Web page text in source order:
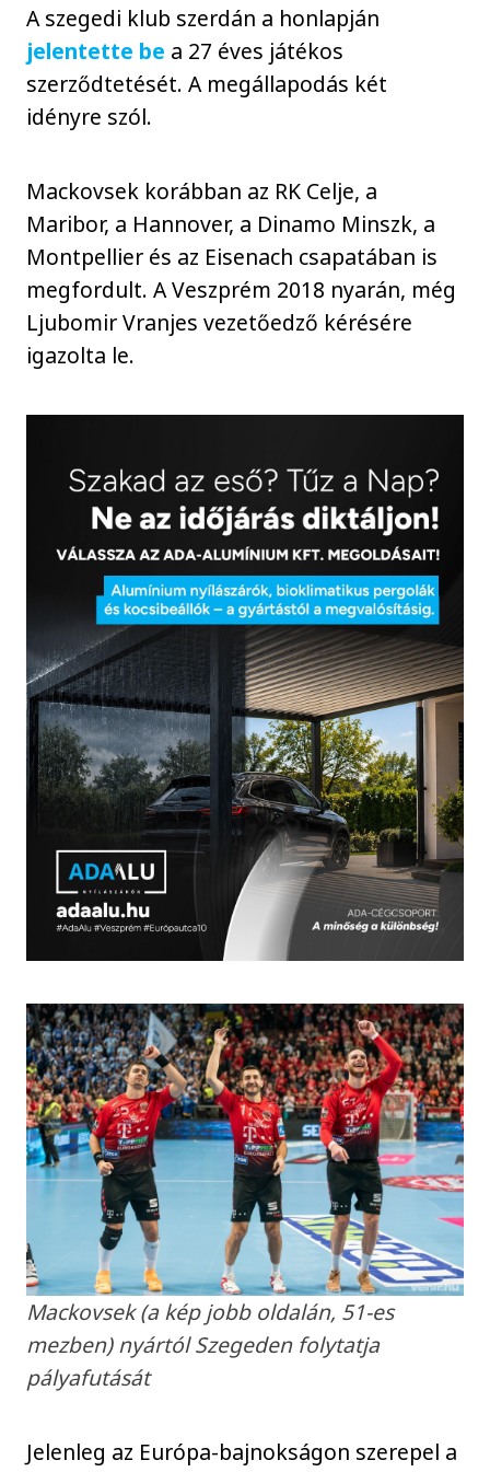
A szegedi klub szerdán a honlapján
jelentette be a 27 éves játékos
szerződtetését. A megállapodás két
idényre szól.
Mackovsek korábban az RK Celje, a
Maribor, a Hannover, a Dinamo Minszk, a
Montpellier és az Eisenach csapatában is
megfordult. A Veszprém 2018 nyarán, még
Ljubomir Vranjes vezetőedző kérésére
igazolta le.
Mackovsek (a kép jobb oldalán, 51-es
mezben) nyártól Szegeden folytatja
pályafutását
Jelenleg az Európa-bajnokságon szerepel a